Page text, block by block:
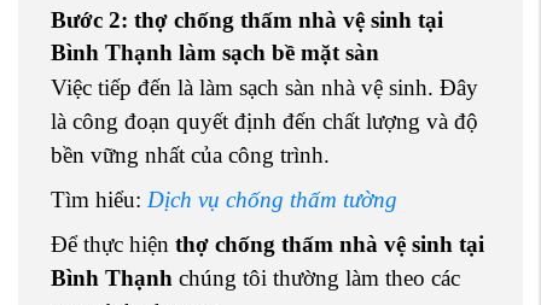
Bước 2: thợ chống thấm nhà vệ sinh tại
Bình Thạnh làm sạch bề mặt sàn
Việc tiếp đến là làm sạch sàn nhà vệ sinh. Đây
là công đoạn quyết định đến chất lượng và độ
bền vững nhất của công trình.
Tìm hiểu: Dịch vụ chống thấm tường
Để thực hiện thợ chống thấm nhà vệ sinh tại
Bình Thạnh chúng tôi thường làm theo các